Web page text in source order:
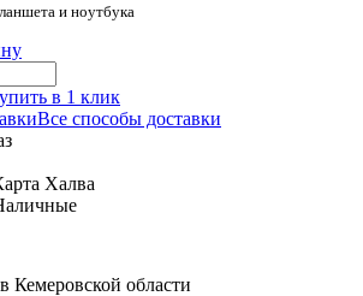
и ноутбука
в 1 клик
Все способы доставки
Халва
Кемеровской области